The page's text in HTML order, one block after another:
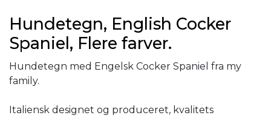
Hundetegn, English Cocker
Spaniel, Flere farver.
Hundetegn med Engelsk Cocker Spaniel fra my
family.
Italiensk designet og produceret, kvalitets